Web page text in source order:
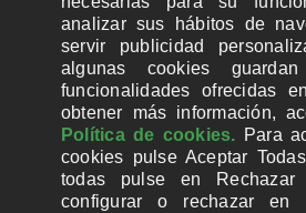
analizar sus hábitos de
servir publicidad
algunas cookies
funcionalidades ofrecidas
obtener más información,
Política de cookies. Para
cookies pulse Aceptar
todas pulse en
configurar o rechazar en